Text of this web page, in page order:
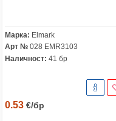
Марка: Elmark
Арт № 028 EMR3103
Наличност: 41 бр
0.53 €/бр